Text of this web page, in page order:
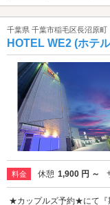
千葉県 千葉市稲毛区長沼原町
HOTEL WE2 (ホテ
料金 休憩 1,900 円 ～
★カップルズ予約★にて『